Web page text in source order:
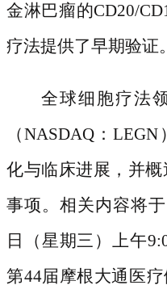
金淋巴瘤的CD20/
疗法提供了早期验证。
全球细胞疗法
（NASDAQ：
化与临床进展，并
事项。相关内容将
日（星期三）上午
第44届摩根大通医